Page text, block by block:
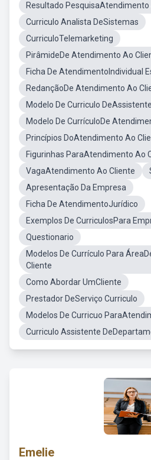
Resultado PesquisaAtendimento
Curriculo Analista DeSistemas
CurriculoTelemarketing
PirâmideDe Atendimento Ao
Ficha De AtendimentoIndividual
RedançãoDe Atendimento Ao
Modelo De Curriculo
Modelo De CurrículoDe
Princípios DoAtendimento Ao
Figurinhas ParaAtendimento Ao
VagaAtendimento Ao Cliente
Apresentação Da Empresa
Ficha De AtendimentoJurídico
Exemplos De CurriculosPara
Questionario
Modelos De Currículo Para
Cliente
Como Abordar UmCliente
Prestador DeServiço Curriculo
Modelos De Curricuo
Curriculo Assistente
Emelie